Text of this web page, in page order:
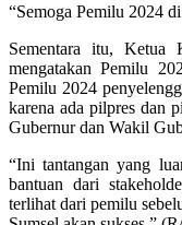
“Semoga Pemilu 2024
Sementara itu, Ketua
mengatakan Pemilu
Pemilu 2024
karena ada pilpres dan
Gubernur dan Wakil
“Ini tantangan yang
bantuan dari
terlihat dari pemilu